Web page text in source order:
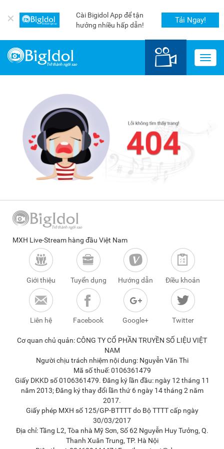
✕
Cài Bigidol App để tận
hưởng nhiều hấp dẫn!
Tải Ngay!
MXH Live-Stream hàng đầu Việt Nam
Giới thiệu Tuyển dụng Hướng dẫn Điều khoản
Liên hệ Facebook Google+ Twitter
Cơ quan chủ quản: CÔNG TY CỔ PHẦN TRUYỀN SỐ LIỆU VIỆT
NAM
Người chịu trách nhiệm nội dung: Nguyễn Văn Thi
Mã số thuế: 0106361479
Giấy DKKD số 0106361479. Đăng ký lần đầu: ngày 12 tháng 11
năm 2013; Đăng ký thay đổi lần thứ 6 ngày 14 tháng 2 năm
2017.
Giấy phép MXH số 125/GP-BTTTT do Bộ TTTT cấp ngày
30/03/2017
Địa chỉ: Tầng L2, Tòa nhà Mỹ Sơn, Số 62 Nguyễn Huy Tưởng, Q.
Thanh Xuân Trung, TP. Hà Nội